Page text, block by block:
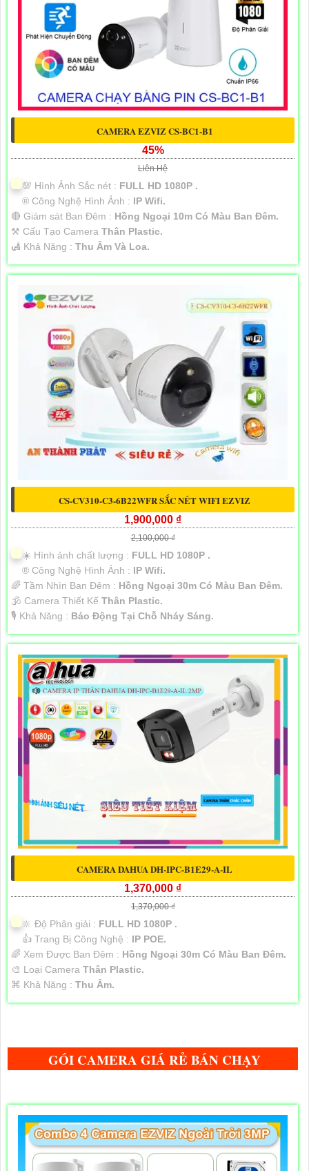
CAMERA EZVIZ CS-BC1-B1
45%
Liên Hệ
💯 Hình Ảnh Sắc nét : FULL HD 1080P .
®️ Công Nghệ Hình Ảnh : IP Wifi.
🔴 Giám sát Ban Đêm : Hồng Ngoại 10m Có Màu Ban Ðêm.
⚒ Cấu Tạo Camera Thân Plastic.
️🛃 Khả Năng : Thu Âm Và Loa.
CS-CV310-C3-6B22WFR SẮC NÉT WIFI EZVIZ
1,900,000 ₫
2,100,000 ₫
☀️ Hình ảnh chất lượng : FULL HD 1080P .
®️ Công Nghệ Hình Ảnh : IP Wifi.
🌈 Tầm Nhìn Ban Đêm : Hồng Ngoại 30m Có Màu Ban Đêm.
🕉️ Camera Thiết Kế Thân Plastic.
️🎙 Khả Năng : Báo Động Tại Chỗ Nháy Sáng.
CAMERA DAHUA DH-IPC-B1E29-A-IL
1,370,000 ₫
1,370,000 ₫
🔆 Độ Phân giải : FULL HD 1080P .
👍 Trang Bị Công Nghệ : IP POE.
🌈 Xem Được Ban Đêm : Hồng Ngoại 30m Có Màu Ban Ðêm.
🎨 Loại Camera Thân Plastic.
️⌘ Khả Năng : Thu Âm.
GÓI CAMERA GIÁ RẺ BÁN CHẠY